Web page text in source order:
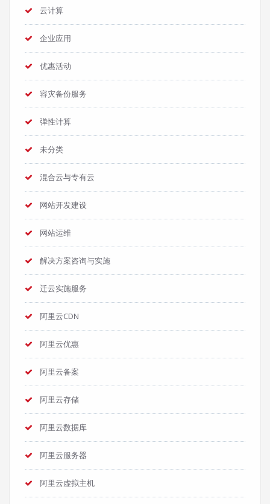
云计算
企业应用
优惠活动
容灾备份服务
弹性计算
未分类
混合云与专有云
网站开发建设
网站运维
解决方案咨询与实施
迁云实施服务
阿里云CDN
阿里云优惠
阿里云备案
阿里云存储
阿里云数据库
阿里云服务器
阿里云虚拟主机